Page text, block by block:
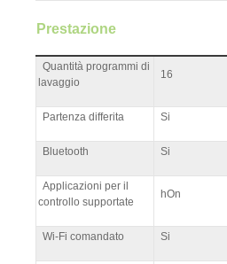
Prestazione
Quantità programmi di
lavaggio
16
Partenza differita Si
Bluetooth Si
Applicazioni per il
controllo supportate
hOn
Wi-Fi comandato Si